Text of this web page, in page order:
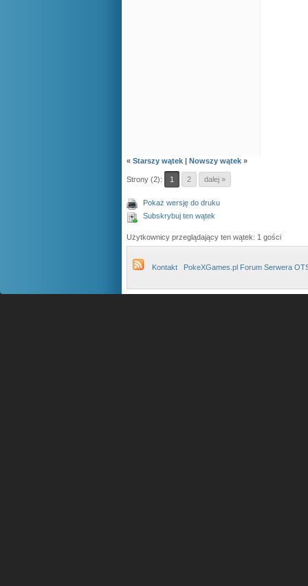
« Starszy wątek | Nowszy wątek »
Strony (2): 1 2 dalej »
Pokaż wersję do druku
Subskrybuj ten wątek
Użytkownicy przeglądający ten wątek: 1 gości
Kontakt PokeXGames.pl Forum Serwera